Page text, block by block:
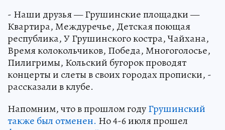
- Наши друзья — Грушинские площадки —
Квартира, Междуречье, Детская поющая
республика, У Грушинского костра, Чайхана,
Время колокольчиков, Победа, Многоголосье,
Пилигримы, Кольский бугорок проводят
концерты и слеты в своих городах прописки, -
рассказали в клубе.
Напомним, что в прошлом годуГрушинский
также был отменен. Но 4-6 июля прошел